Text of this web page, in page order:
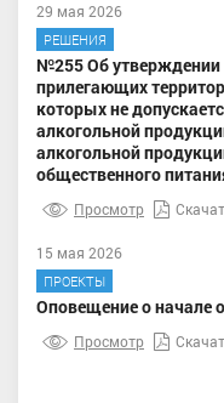
29 мая 2026
РЕШЕНИЯ
№255 Об утверждении
прилегающих
которых не
алкогольной
алкогольной
общественного
Просмотр
15 мая 2026
ПРОЕКТЫ
Оповещение о начале
Просмотр